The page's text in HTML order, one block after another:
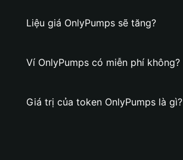
Liệu giá OnlyPumps sẽ tăng?
Ví OnlyPumps có miễn phí không?
Giá trị của token OnlyPumps là gì?